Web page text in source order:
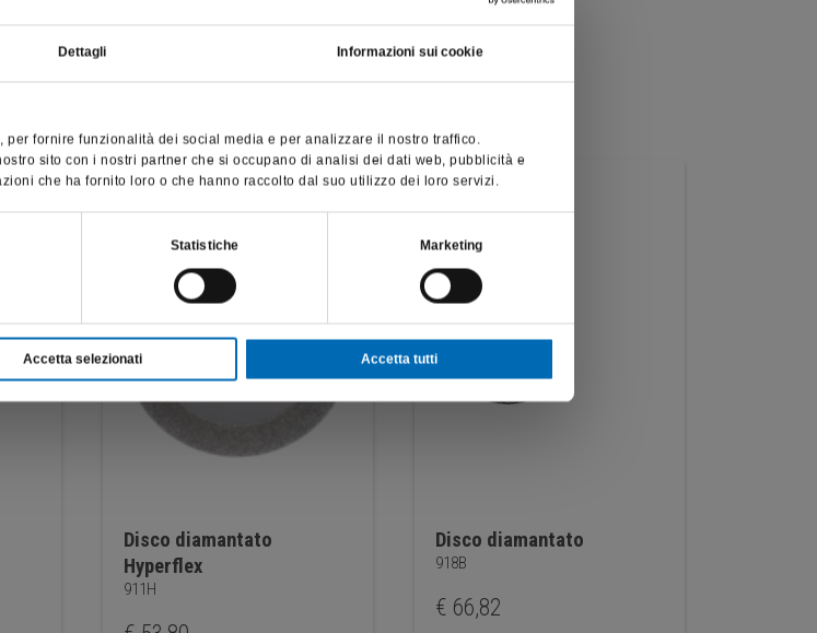
Dettagli Informazioni sui cookie
fornire funzionalità dei social media e per analizzare il nostro traffico.
sito con i nostri partner che si occupano di analisi dei dati web, pubblicità e
che ha fornito loro o che hanno raccolto dal suo utilizzo dei loro servizi.
Statistiche Marketing
Accetta selezionati Accetta tutti
Disco diamantato
Hyperflex
911H
Disco diamantato
918B
€ 66,82
e beni sensibili per la salute e la sicurezza
per visitare il sito, dichiaro di essere un
operatore sanitario.
OPERATORE SANITARIO